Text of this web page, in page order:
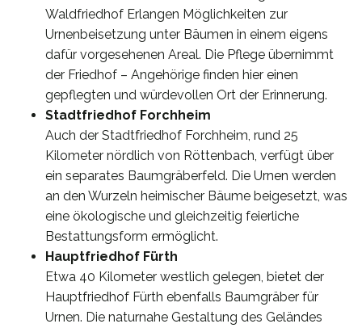
Waldfriedhof Erlangen Möglichkeiten zur
Urnenbeisetzung unter Bäumen in einem eigens
dafür vorgesehenen Areal. Die Pflege übernimmt
der Friedhof – Angehörige finden hier einen
gepflegten und würdevollen Ort der Erinnerung.
Stadtfriedhof Forchheim
Auch der Stadtfriedhof Forchheim, rund 25
Kilometer nördlich von Röttenbach, verfügt über
ein separates Baumgräberfeld. Die Urnen werden
an den Wurzeln heimischer Bäume beigesetzt, was
eine ökologische und gleichzeitig feierliche
Bestattungsform ermöglicht.
Hauptfriedhof Fürth
Etwa 40 Kilometer westlich gelegen, bietet der
Hauptfriedhof Fürth ebenfalls Baumgräber für
Urnen. Die naturnahe Gestaltung des Geländes